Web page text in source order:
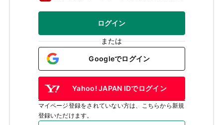
ログイン
または
Googleでログイン
Yahoo! JAPAN IDでログイン
マイページ登録をされていない方は、こちらから新規
登録いただけます。